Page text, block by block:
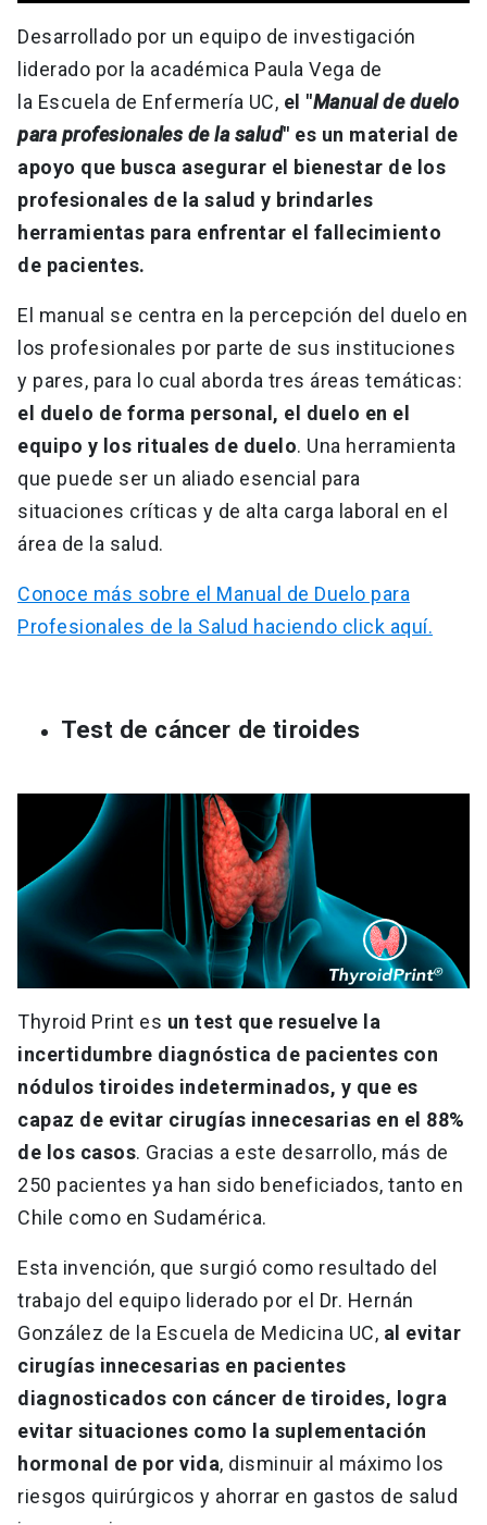
Desarrollado por un equipo de investigación
liderado por la académica Paula Vega de
la Escuela de Enfermería UC, el "Manual de duelo
para profesionales de la salud" es un material de
apoyo que busca asegurar el bienestar de los
profesionales de la salud y brindarles
herramientas para enfrentar el fallecimiento
de pacientes.
El manual se centra en la percepción del duelo en
los profesionales por parte de sus instituciones
y pares, para lo cual aborda tres áreas temáticas:
el duelo de forma personal, el duelo en el
equipo y los rituales de duelo. Una herramienta
que puede ser un aliado esencial para
situaciones críticas y de alta carga laboral en el
área de la salud.
Conoce más sobre el Manual de Duelo para
Profesionales de la Salud haciendo click aquí.
Test de cáncer de tiroides
Thyroid Print es un test que resuelve la
incertidumbre diagnóstica de pacientes con
nódulos tiroides indeterminados, y que es
capaz de evitar cirugías innecesarias en el 88%
de los casos. Gracias a este desarrollo, más de
250 pacientes ya han sido beneficiados, tanto en
Chile como en Sudamérica.
Esta invención, que surgió como resultado del
trabajo del equipo liderado por el Dr. Hernán
González de la Escuela de Medicina UC, al evitar
cirugías innecesarias en pacientes
diagnosticados con cáncer de tiroides, logra
evitar situaciones como la suplementación
hormonal de por vida, disminuir al máximo los
riesgos quirúrgicos y ahorrar en gastos de salud